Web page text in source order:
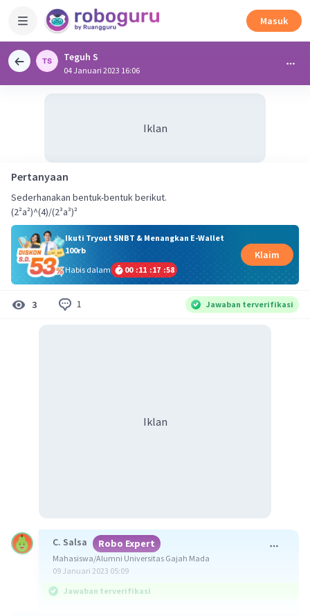
Masuk
Teguh S
04 Januari 2023 16:06
Iklan
Pertanyaan
Sederhanakan bentuk-bentuk berikut.
(2²a²)^(4)/(2³a³)²
Ikuti Tryout SNBT & Menangkan E-Wallet
100rb
Habis dalam
00 :11 :17 :58
Klaim
3 1 Jawaban terverifikasi
Iklan
C. Salsa Robo Expert
Mahasiswa/Alumni Universitas Gajah Mada
09 Januari 2023 05:09
Jawaban terverifikasi